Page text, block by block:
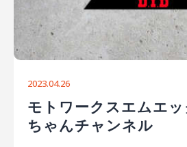
2023.04.26
モトワークスエムエッ
ちゃんチャンネル